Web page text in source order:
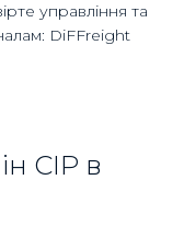
управління та
DiFFreight
CIP в